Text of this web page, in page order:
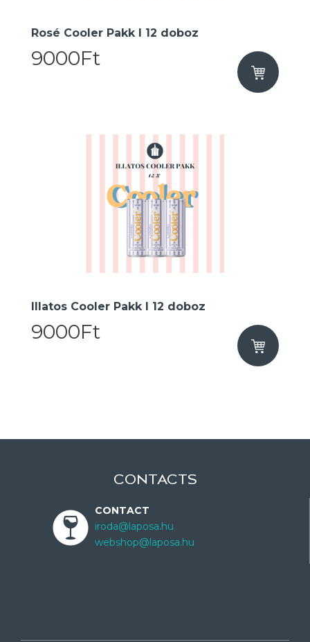
Rosé Cooler Pakk I 12 doboz
9000Ft
Illatos Cooler Pakk I 12 doboz
9000Ft
CONTACTS
CONTACT
iroda@laposa.hu
webshop@laposa.hu